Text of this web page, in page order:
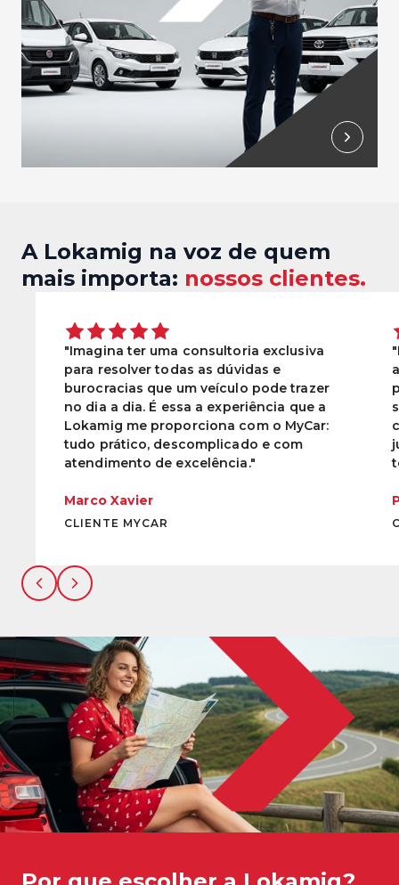
A Lokamig na voz de quem
mais importa: nossos clientes.
"Imagina ter uma consultoria exclusiva
para resolver todas as dúvidas e
burocracias que um veículo pode trazer
no dia a dia. É essa a experiência que a
Lokamig me proporciona com o MyCar:
tudo prático, descomplicado e com
atendimento de excelência."
Marco Xavier
CLIENTE MYCAR